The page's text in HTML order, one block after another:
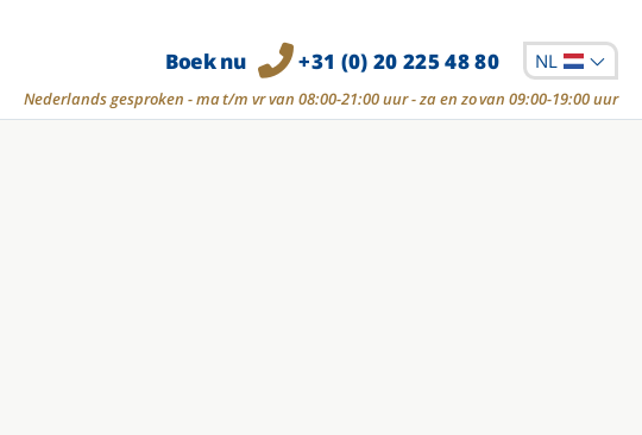
Boek nu +31 (0) 20 225 48 80 NL
Nederlands gesproken - ma t/m vr van 08:00-21:00 uur - za en zo van 09:00-19:00 uur